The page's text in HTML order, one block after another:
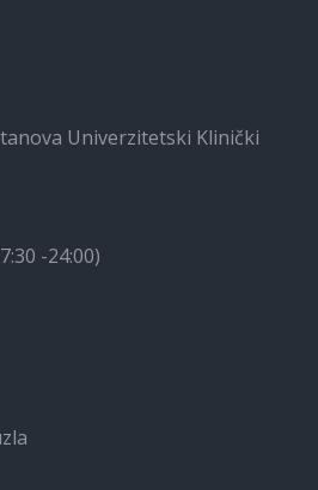
Univerzitetski Klinički
-24:00)